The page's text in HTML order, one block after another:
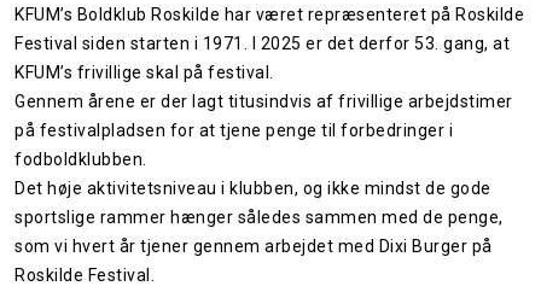
KFUM’s Boldklub Roskilde har været repræsenteret på Roskilde
Festival siden starten i 1971. I 2025 er det derfor 53. gang, at
KFUM’s frivillige skal på festival.
Gennem årene er der lagt titusindvis af frivillige arbejdstimer
på festivalpladsen for at tjene penge til forbedringer i
fodboldklubben.
Det høje aktivitetsniveau i klubben, og ikke mindst de gode
sportslige rammer hænger således sammen med de penge,
som vi hvert år tjener gennem arbejdet med Dixi Burger på
Roskilde Festival.